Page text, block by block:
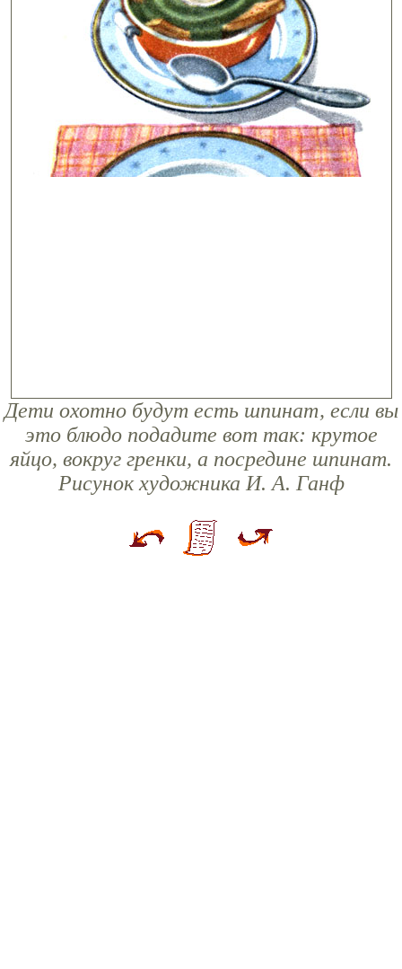
Дети охотно будут есть шпинат, если вы
это блюдо подадите вот так: крутое
яйцо, вокруг гренки, а посредине шпинат.
Рисунок художника И. А. Ганф